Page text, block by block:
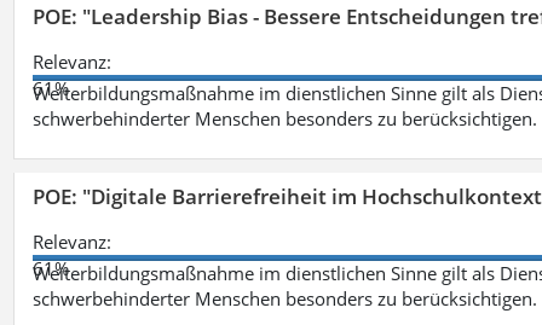
POE: "Leadership Bias - Bessere Entscheidungen
Relevanz:
61%
Weiterbildungsmaßnahme im dienstlichen Sinne gilt als
schwerbehinderter Menschen besonders zu berücksichtigen.
POE: "Digitale Barrierefreiheit im
Relevanz:
61%
Weiterbildungsmaßnahme im dienstlichen Sinne gilt als
schwerbehinderter Menschen besonders zu berücksichtigen.